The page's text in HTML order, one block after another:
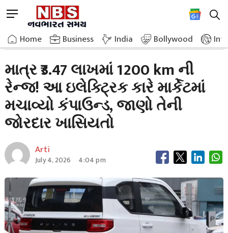
to
content
M
n
u
u
t
t
o
Home Business India Bollywood
Home»Auto »1200 Km Range For Just 3 47 Lakh This Electric Car Created
માત્ર ₹3.47 લાખમાં 1200 km ની
રેન્જ! આ ઇલેક્ટ્રિક કારે માર્કેટમાં
મચાવ્યો કંપાઉન્ડ, જાણો તેની
જોરદાર ખાસિયતો
Arti
July 4, 2026 4:04 pm